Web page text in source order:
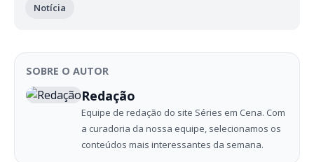
Notícia
SOBRE O AUTOR
Redação
Equipe de redação do site Séries em Cena. Com
a curadoria da nossa equipe, selecionamos os
conteúdos mais interessantes da semana.